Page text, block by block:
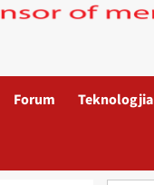
Forum Teknologjia